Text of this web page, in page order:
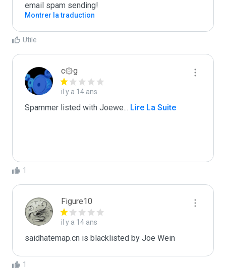
email spam sending!
Montrer la traduction
Utile
c۞g
il y a 14 ans
Spammer listed with Joewe... Lire La Suite
1
Figure10
il y a 14 ans
saidhatemap.cn is blacklisted by Joe Wein
1